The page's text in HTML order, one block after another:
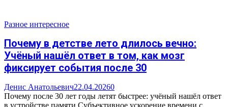
Разное интересное
Почему в детстве лето длилось вечно:
Учёный нашёл ответ в том, как мозг
фиксирует события после 30
Денис Анатольевич22.04.20260
Почему после 30 лет годы летят быстрее: учёный нашёл ответ
в устройстве памяти Субъективное ускорение времени с